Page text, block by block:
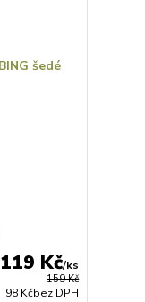
159 Kč
119 Kč/ks
98 Kčbez DPH